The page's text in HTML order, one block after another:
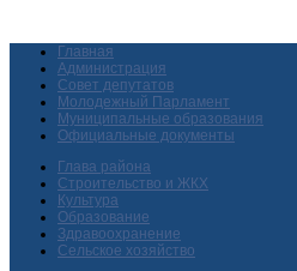
Главная
Администрация
Совет депутатов
Молодежный Парламент
Муниципальные образования
Официальные документы
Глава района
Строительство и ЖКХ
Культура
Образование
Здравоохранение
Сельское хозяйство